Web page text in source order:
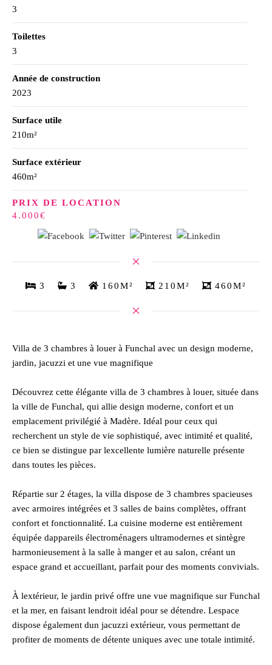
3
Toilettes
3
Année de construction
2023
Surface utile
210m²
Surface extérieur
460m²
PRIX DE LOCATION
4.000€
3 3 160M² 210M² 460M²
Villa de 3 chambres à louer à Funchal avec un design moderne,
jardin, jacuzzi et une vue magnifique
Découvrez cette élégante villa de 3 chambres à louer, située dans
la ville de Funchal, qui allie design moderne, confort et un
emplacement privilégié à Madère. Idéal pour ceux qui
recherchent un style de vie sophistiqué, avec intimité et qualité,
ce bien se distingue par lexcellente lumière naturelle présente
dans toutes les pièces.
Répartie sur 2 étages, la villa dispose de 3 chambres spacieuses
avec armoires intégrées et 3 salles de bains complètes, offrant
confort et fonctionnalité. La cuisine moderne est entièrement
équipée dappareils électroménagers ultramodernes et sintègre
harmonieusement à la salle à manger et au salon, créant un
espace grand et accueillant, parfait pour des moments convivials.
À lextérieur, le jardin privé offre une vue magnifique sur Funchal
et la mer, en faisant lendroit idéal pour se détendre. Lespace
dispose également dun jacuzzi extérieur, vous permettant de
profiter de moments de détente uniques avec une totale intimité.